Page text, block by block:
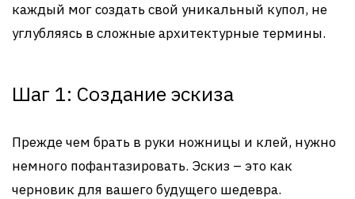
каждый мог создать свой уникальный купол, не
углубляясь в сложные архитектурные термины.
Шаг 1: Создание эскиза
Прежде чем брать в руки ножницы и клей, нужно
немного пофантазировать. Эскиз – это как
черновик для вашего будущего шедевра.